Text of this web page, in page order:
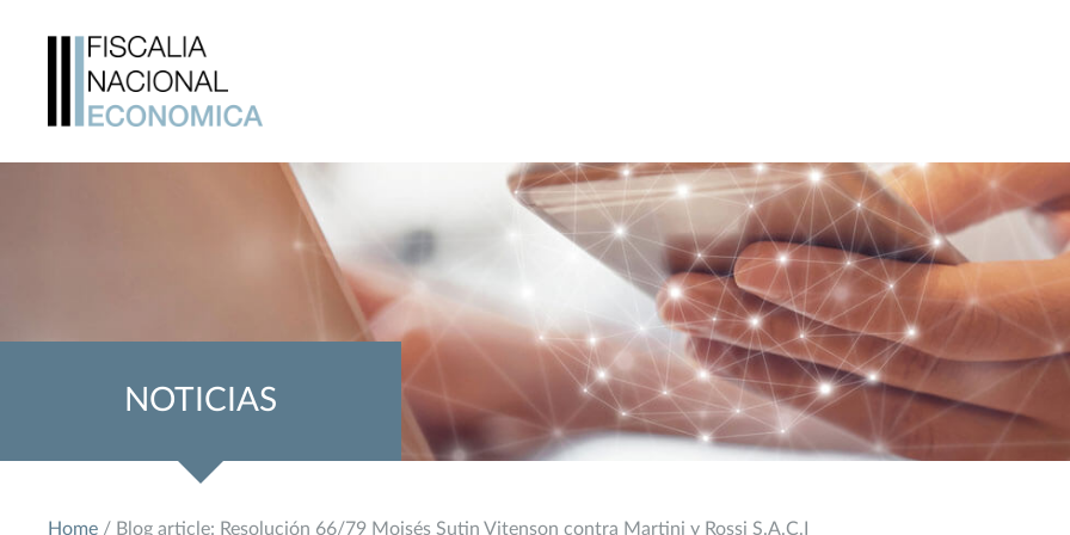
NOTICIAS
Home / Blog article: Resolución 66/79 Moisés Sutin Vitenson contra Martini y Rossi S.A.C.I